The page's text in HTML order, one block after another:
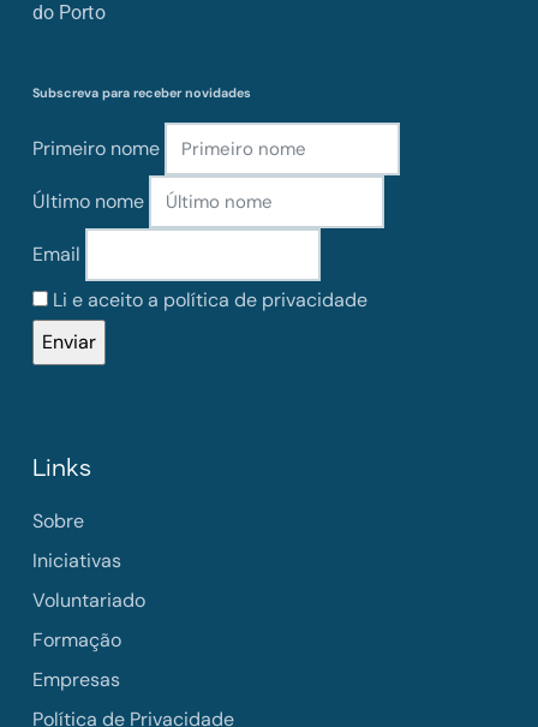
do Porto
Subscreva para receber novidades
Primeiro nome
Último nome
Email
Li e aceito a política de privacidade
Links
Sobre
Iniciativas
Voluntariado
Formação
Empresas
Política de Privacidade